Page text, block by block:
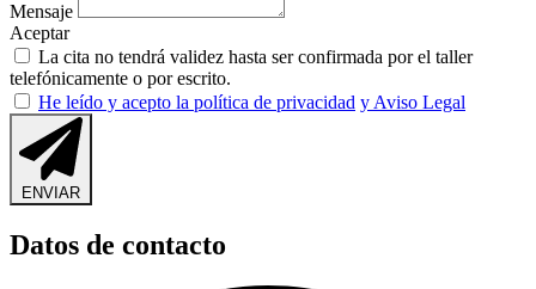
Mensaje
Aceptar
La cita no tendrá validez hasta ser confirmada por el taller
telefónicamente o por escrito.
He leído y acepto la política de privacidad y Aviso Legal
ENVIAR
Datos de contacto